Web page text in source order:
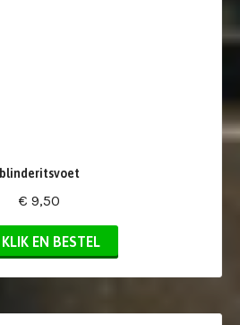
blinderitsvoet
€ 9,50
KLIK EN BESTEL